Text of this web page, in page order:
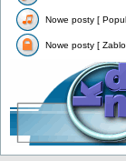
Nowe posty [
Nowe posty [